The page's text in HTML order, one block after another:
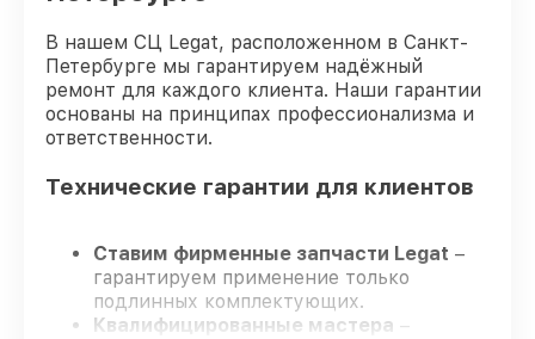
В нашем СЦ Legat, расположенном в Санкт-
Петербурге мы гарантируем надёжный
ремонт для каждого клиента. Наши гарантии
основаны на принципах профессионализма и
ответственности.
Технические гарантии для клиентов
Ставим фирменные запчасти Legat –
гарантируем применение только
подлинных комплектующих.
Квалифицированные мастера –